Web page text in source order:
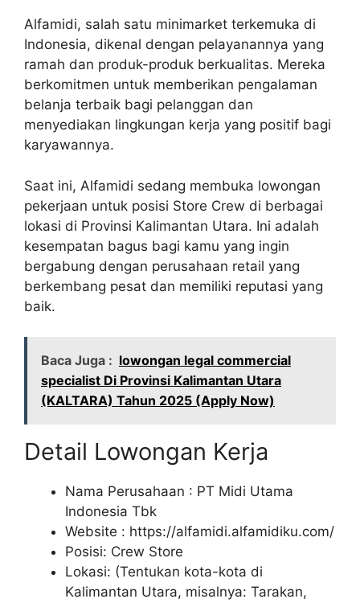
Alfamidi, salah satu minimarket terkemuka di
Indonesia, dikenal dengan pelayanannya yang
ramah dan produk-produk berkualitas. Mereka
berkomitmen untuk memberikan pengalaman
belanja terbaik bagi pelanggan dan
menyediakan lingkungan kerja yang positif bagi
karyawannya.
Saat ini, Alfamidi sedang membuka lowongan
pekerjaan untuk posisi Store Crew di berbagai
lokasi di Provinsi Kalimantan Utara. Ini adalah
kesempatan bagus bagi kamu yang ingin
bergabung dengan perusahaan retail yang
berkembang pesat dan memiliki reputasi yang
baik.
Baca Juga : lowongan legal commercial
specialist Di Provinsi Kalimantan Utara
(KALTARA) Tahun 2025 (Apply Now)
Detail Lowongan Kerja
Nama Perusahaan : PT Midi Utama
Indonesia Tbk
Website : https://alfamidi.alfamidiku.com/
Posisi: Crew Store
Lokasi: (Tentukan kota-kota di
Kalimantan Utara, misalnya: Tarakan,